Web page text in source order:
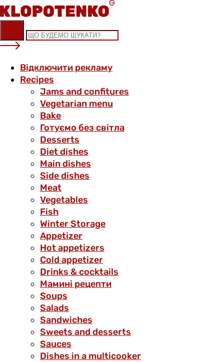
Skip
to
content
Відключити рекламу
Recipes
Jams and confitures
Vegetarian menu
Bake
Готуємо без світла
Desserts
Diet dishes
Main dishes
Side dishes
Meat
Vegetables
Fish
Winter Storage
Аppetizer
Hot appetizers
Cold appetizer
Drinks & cocktails
Мамині рецепти
Soups
Salads
Sandwiches
Sweets and desserts
Sauces
Dishes in a multicooker